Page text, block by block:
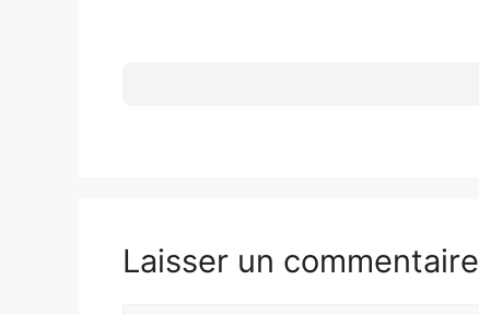
Laisser un commentaire